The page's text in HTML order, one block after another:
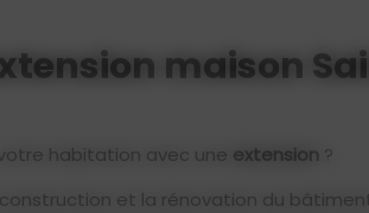
maison
habitation avec une extension ?
et la rénovation du